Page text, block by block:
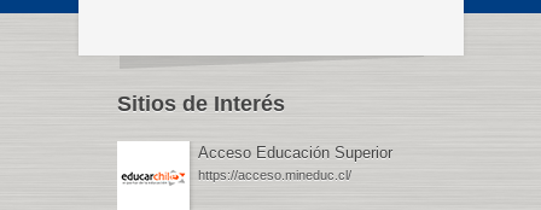
Sitios de Interés
Acceso Educación Superior
https://acceso.mineduc.cl/